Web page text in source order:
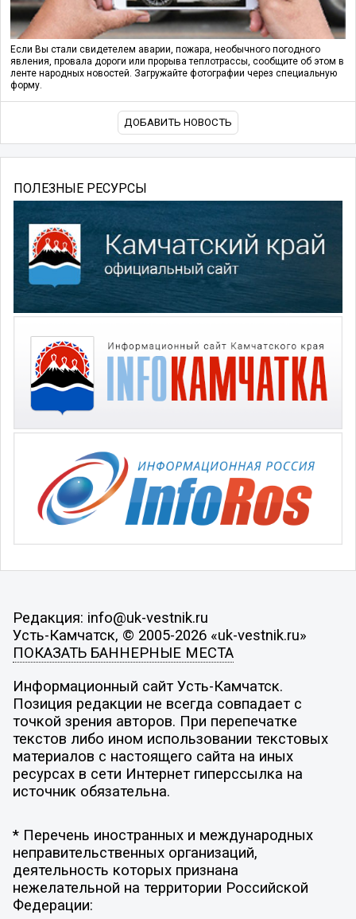
Если Вы стали свидетелем аварии, пожара, необычного погодного
явления, провала дороги или прорыва теплотрассы, сообщите об этом в
ленте народных новостей. Загружайте фотографии через специальную
форму.
ДОБАВИТЬ НОВОСТЬ
ПОЛЕЗНЫЕ РЕСУРСЫ
Редакция: info@uk-vestnik.ru
Усть-Камчатск, © 2005-2026 «uk-vestnik.ru»
ПОКАЗАТЬ БАННЕРНЫЕ МЕСТА
Информационный сайт Усть-Камчатск.
Позиция редакции не всегда совпадает с
точкой зрения авторов. При перепечатке
текстов либо ином использовании текстовых
материалов с настоящего сайта на иных
ресурсах в сети Интернет гиперссылка на
источник обязательна.
* Перечень иностранных и международных
неправительственных организаций,
деятельность которых признана
нежелательной на территории Российской
Федерации: